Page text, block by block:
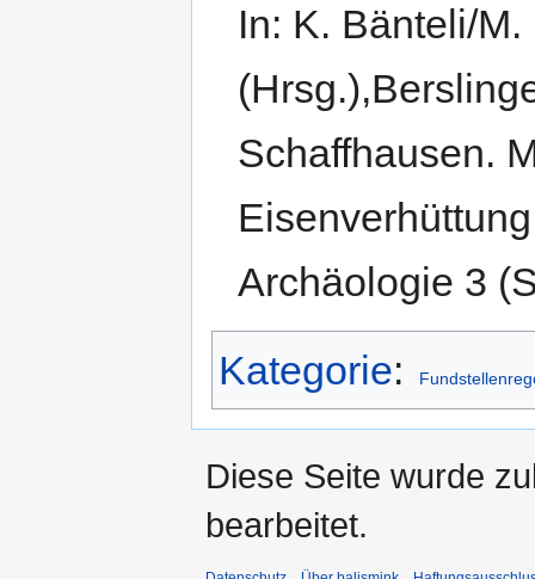
In: K. Bänteli/
Schaffhausen.
Archäologie 3
Kategorie:
Diese Seite wurde
bearbeitet.